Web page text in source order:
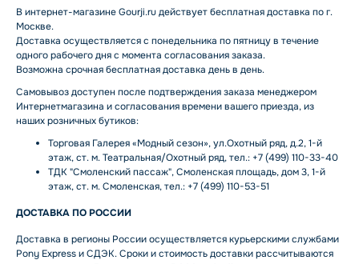
В интернет-магазине Gourji.ru действует бесплатная доставка по г.
Москве.
Доставка осуществляется с понедельника по пятницу в течение
одного рабочего дня с момента согласования заказа.
Возможна срочная бесплатная доставка день в день.
Самовывоз доступен после подтверждения заказа менеджером
Интернетмагазина и согласования времени вашего приезда, из
наших розничных бутиков:
Торговая Галерея «Модный сезон», ул.Охотный ряд, д.2, 1-й
этаж, ст. м. Театральная/Охотный ряд, тел.: +7 (499) 110-33-40
ТДК "Смоленский пассаж", Смоленская площадь, дом 3, 1-й
этаж, ст. м. Смоленская, тел.: +7 (499) 110-53-51
ДОСТАВКА ПО РОССИИ
Доставка в регионы России осуществляется курьерскими службами
Pony Express и СДЭК. Сроки и стоимость доставки рассчитываются